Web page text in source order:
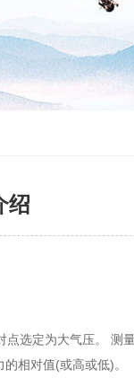
绍
选定为大气压。 测
相对值(或高或低)。